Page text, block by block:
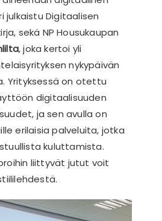
julkaistu Digitaalisen
sekä NP Housukaupan
, joka kertoi yli
nykypäivän
Yrityksessä on otettu
digitaalisuuden
ja sen avulla on
erilaisia palveluita, jotka
kuluttamista.
liittyvät jutut voit